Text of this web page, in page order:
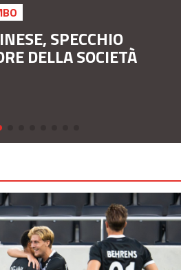
SPECCHIO
DELLA SOCIETÀ